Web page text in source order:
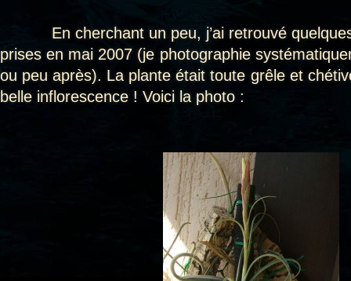
En cherchant un peu, j’ai retrouvé quelques
prises en mai 2007 (je photographie
ou peu après). La plante était toute grêle et
belle inflorescence ! Voici la photo :